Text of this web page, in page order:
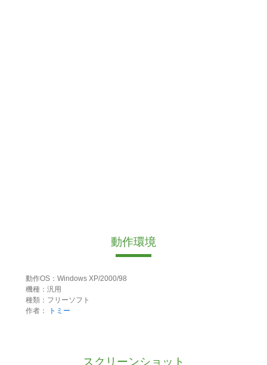
動作環境
動作OS：Windows XP/2000/98
機種：汎用
種類：フリーソフト
作者：
トミー
スクリーンショット